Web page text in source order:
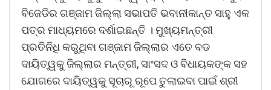
ବିଜେଡିର ଗଞ୍ଜାମ ଜିଲ୍ଲା ସଭାପତି ଭବାନୀକାନ୍ତ ସାହୁ ଏକ
ପତ୍ର ମାଧ୍ୟମରେ ଦର୍ଶାଇଛନ୍ତି । ମୁଖ୍ୟମନ୍ତ୍ରୀ
ପ୍ରତିନିଧି କରୁଥିବା ଗଞ୍ଜାମ ଜିଲ୍ଲାର ଏତେ ବଡ
ଦାୟିତ୍ୱକୁ ଜିଲ୍ଲାର ମନ୍ତ୍ରୀ, ସାଂସଦ ଓ ବିଧାୟକଙ୍କ ସହ
ଯୋଗରେ ଦାୟିତ୍ୱକୁ ସୂଚାରୂ ରୂପେ ତୁଲାଇବା ପାଇଁ ଶ୍ରୀ